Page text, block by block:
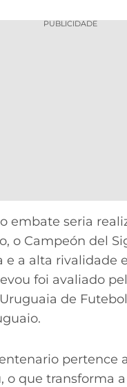
PUBLICIDADE
embate seria
o Campeón del
e a alta rivalidade
foi avaliado
de
pertence
o que transforma